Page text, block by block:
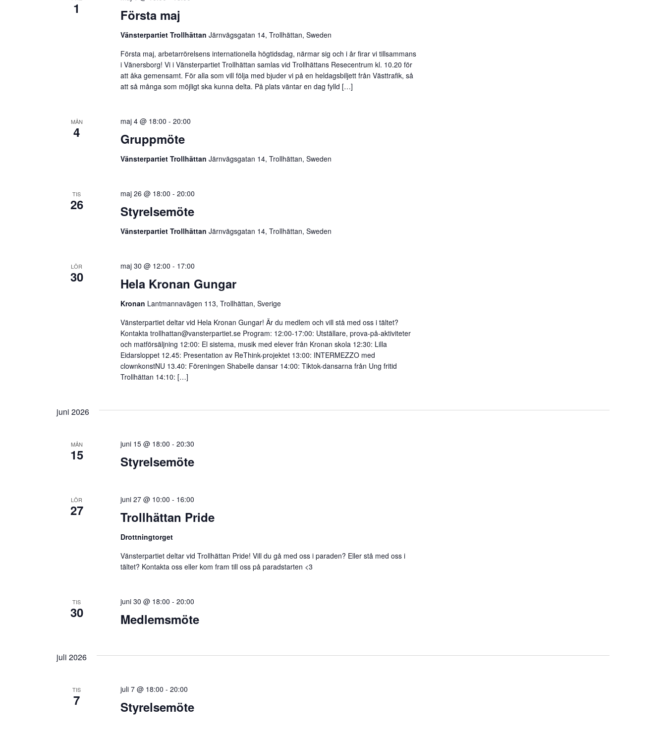
1 Första maj
Vänsterpartiet TrollhättanJärnvägsgatan 14, Trollhättan, Sweden
Första maj, arbetarrörelsens internationella högtidsdag, närmar sig och i år firar vi tillsammans
i Vänersborg! Vi i Vänsterpartiet Trollhättan samlas vid Trollhättans Resecentrum kl. 10.20 för
att åka gemensamt. För alla som vill följa med bjuder vi på en heldagsbiljett från Västtrafik, så
att så många som möjligt ska kunna delta. På plats väntar en dag fylld […]
MÅN
4 Gruppmöte
maj 4 @ 18:00 -20:00
Vänsterpartiet TrollhättanJärnvägsgatan 14, Trollhättan, Sweden
TIS
26 Styrelsemöte
maj 26 @ 18:00 -20:00
Vänsterpartiet TrollhättanJärnvägsgatan 14, Trollhättan, Sweden
LÖR
30 Hela Kronan Gungar
maj 30 @ 12:00 - 17:00
Kronan Lantmannavägen 113, Trollhättan, Sverige
Vänsterpartiet deltar vid Hela Kronan Gungar! Är du medlem och vill stå med oss i tältet?
Kontaktatrollhattan@vansterpartiet.se Program: 12:00-17:00: Utställare, prova-på-aktiviteter
och matförsäljning 12:00: El sistema, musik med elever från Kronan skola 12:30: Lilla
Eidarsloppet 12.45: Presentation av ReThink-projektet 13:00: INTERMEZZO med
clownkonstNU 13.40: Föreningen Shabelle dansar 14:00: Tiktok-dansarna från Ung fritid
Trollhättan 14:10: […]
juni 2026
MÅN
15 Styrelsemöte
juni 15 @ 18:00 -20:30
LÖR
27 Trollhättan Pride
juni 27 @ 10:00 - 16:00
Drottningtorget
Vänsterpartiet deltar vid Trollhättan Pride! Vill du gå med oss i paraden? Eller stå med oss i
tältet? Kontakta oss eller kom fram till oss på paradstarten <3
TIS
30 Medlemsmöte
juni 30 @ 18:00 -20:00
juli 2026
TIS
7 Styrelsemöte
juli 7 @ 18:00 -20:00